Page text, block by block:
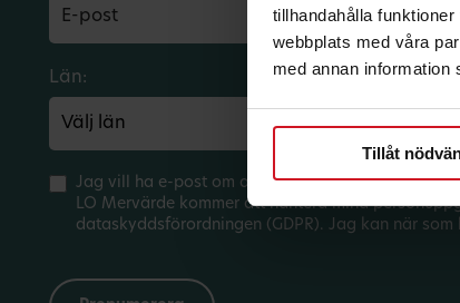
tillhandahålla
webbplats med våra
med annan information
Tillåt
Län:
Jag vill ha e-post om aktuella erbjudanden och
LO Mervärde kommer att hantera mina
dataskyddsförordningen (GDPR). Jag kan när